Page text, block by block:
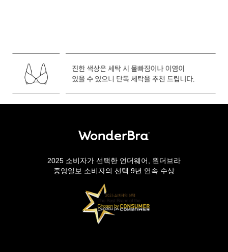
2025 소비자가 선택한 언더웨어, 원더브라
중앙일보 소비자의 선택 9년 연속 수상